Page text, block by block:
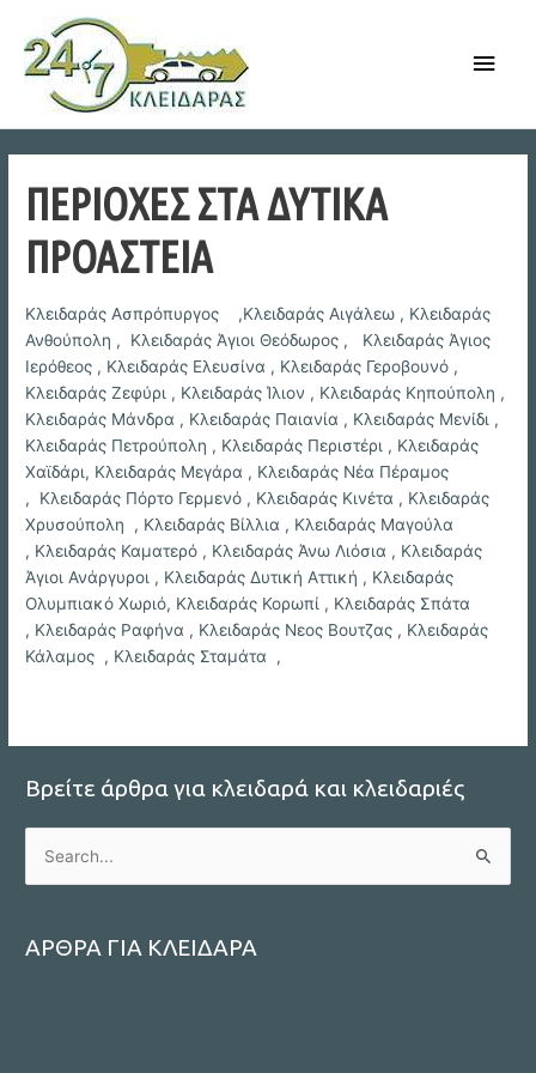
content
Main
ΠΕΡΙΟΧΕΣ ΣΤΑ ΔΥΤΙΚΑ
ΠΡΟΑΣΤΕΙΑ
Κλειδαράς Ασπρόπυργος ,Κλειδαράς Αιγάλεω , Κλειδαράς
Ανθούπολη , Κλειδαράς Άγιοι Θεόδωρος ,
Κλειδαράς Άγιος
Ιερόθεος , Κλειδαράς Ελευσίνα , Κλειδαράς Γεροβουνό ,
Κλειδαράς Ζεφύρι , Κλειδαράς Ίλιον , Κλειδαράς Κηπούπολη ,
Κλειδαράς Μάνδρα , Κλειδαράς Παιανία , Κλειδαράς Μενίδι ,
Κλειδαράς Πετρούπολη , Κλειδαράς Περιστέρι , Κλειδαράς
Χαϊδάρι, Κλειδαράς Μεγάρα , Κλειδαράς Νέα Πέραμος
, Κλειδαράς Πόρτο Γερμενό , Κλειδαράς Κινέτα , Κλειδαράς
Χρυσούπολη , Κλειδαράς Βίλλια , Κλειδαράς Μαγούλα
, Κλειδαράς Καματερό , Κλειδαράς Άνω Λιόσια , Κλειδαράς
Άγιοι Ανάργυροι , Κλειδαράς Δυτική Αττική , Κλειδαράς
Ολυμπιακό Χωριό, Κλειδαράς Κορωπί , Κλειδαράς Σπάτα
, Κλειδαράς Ραφήνα , Κλειδαράς Νεος Βουτζας , Κλειδαράς
Κάλαμος , Κλειδαράς Σταμάτα ,
Βρείτε άρθρα για κλειδαρά και κλειδαριές
r
ΑΡΘΡΑ ΓΙΑ ΚΛΕΙΔΑΡΑ